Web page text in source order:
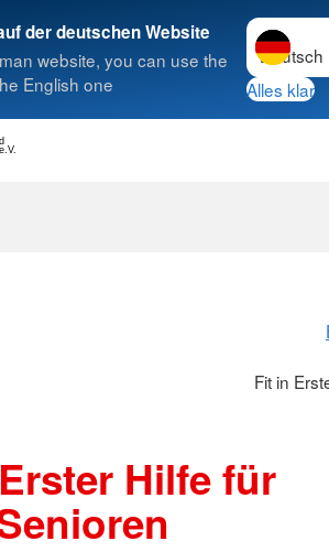
der deutschen Website
website, you can use the
English one
Sprache
Alles klar
Suche
Fit in
Hilfe für